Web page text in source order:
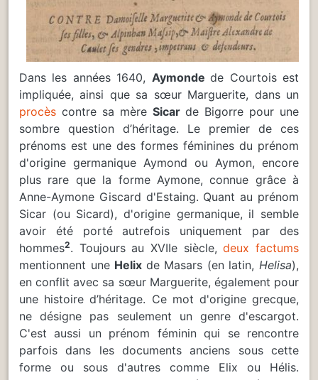
Dans les années 1640, Aymondede Courtois est
impliquée, ainsi que sa sœur Marguerite, dans un
procès contre sa mère Sicar de Bigorre pour une
sombre question d’héritage. Le premier de ces
prénoms est une des formes féminines du prénom
d'origine germanique Aymond ou Aymon, encore
plus rare que la forme Aymone, connue grâce à
Anne-Aymone Giscard d'Estaing. Quant au prénom
Sicar (ou Sicard), d'origine germanique, il semble
avoir été porté autrefois uniquement par des
hommes2. Toujours au XVIIe siècle,deux factums
mentionnent une Helix de Masars (en latin, Helisa),
en conflit avec sa sœur Marguerite, également pour
une histoire d’héritage. Ce mot d'origine grecque,
ne désigne pas seulement un genre d'escargot.
C'est aussi un prénom féminin qui se rencontre
parfois dans les documents anciens sous cette
forme ou sous d'autres comme Elix ou Hélis.